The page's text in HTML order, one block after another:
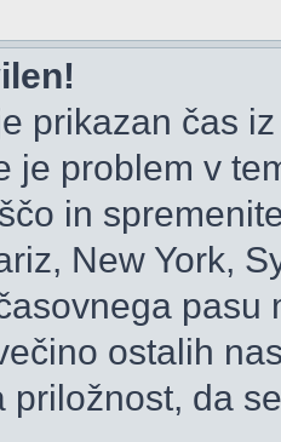
prikazan čas
je problem v
in
New York,
pasu
ostalih
priložnost, da